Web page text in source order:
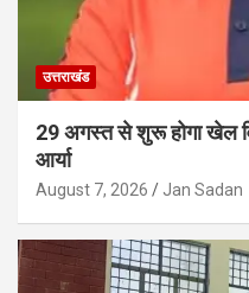
उत्तराखंड
29 अगस्त से शुरू होगा खेल
आर्या
August 7, 2026 Jan Sadan